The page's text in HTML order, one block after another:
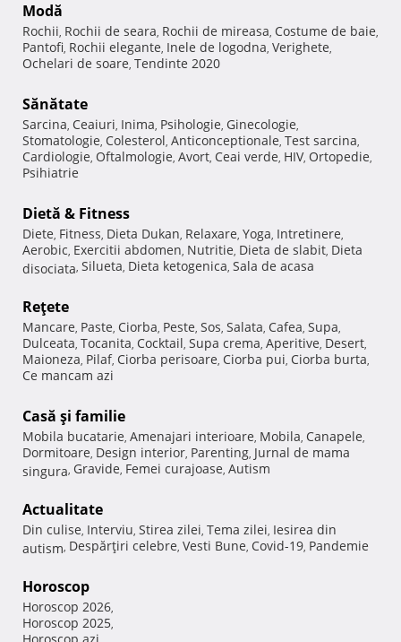
Modă
Rochii, Rochii de seara, Rochii de mireasa, Costume de baie,
Pantofi, Rochii elegante, Inele de logodna, Verighete,
Ochelari de soare, Tendinte 2020
Sănătate
Sarcina, Ceaiuri, Inima, Psihologie, Ginecologie,
Stomatologie, Colesterol, Anticonceptionale, Test sarcina,
Cardiologie, Oftalmologie, Avort, Ceai verde, HIV, Ortopedie,
Psihiatrie
Dietă & Fitness
Diete, Fitness, Dieta Dukan, Relaxare, Yoga, Intretinere,
Aerobic, Exercitii abdomen, Nutritie, Dieta de slabit, Dieta
disociata, Silueta, Dieta ketogenica, Sala de acasa
Reţete
Mancare, Paste, Ciorba, Peste, Sos, Salata, Cafea, Supa,
Dulceata, Tocanita, Cocktail, Supa crema, Aperitive, Desert,
Maioneza, Pilaf, Ciorba perisoare, Ciorba pui, Ciorba burta,
Ce mancam azi
Casă şi familie
Mobila bucatarie, Amenajari interioare, Mobila, Canapele,
Dormitoare, Design interior, Parenting, Jurnal de mama
singura, Gravide, Femei curajoase, Autism
Actualitate
Din culise, Interviu, Stirea zilei, Tema zilei, Iesirea din
autism, Despărţiri celebre, Vesti Bune, Covid-19, Pandemie
Horoscop
Horoscop 2026,
Horoscop 2025,